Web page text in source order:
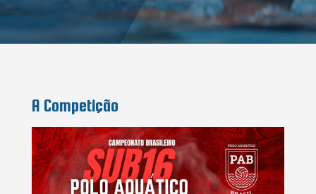
A Competição